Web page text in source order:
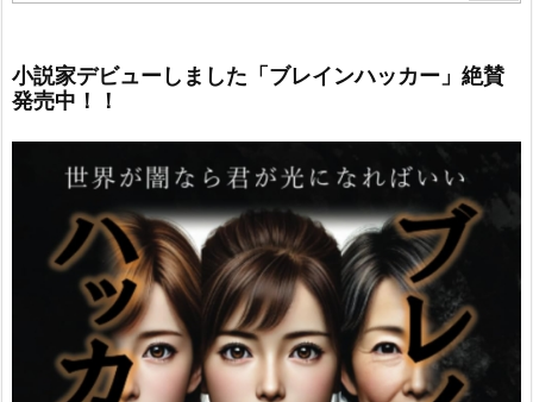
小説家デビューしました「ブレインハッカー」絶賛
発売中！！